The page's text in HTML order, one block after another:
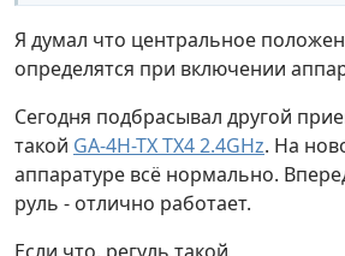
Я думал что центральное
определятся при включении
Сегодня подбрасывал другой
такой GA-4H-TX TX4 2.4GHz. На
аппаратуре всё нормально.
руль - отлично работает.